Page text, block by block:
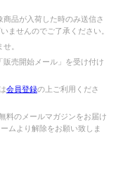
品が入荷した時のみ送信さ
ませんのでご了承ください。
。
売開始メール」を受け付け
会員登録の上ご利用くださ
料のメールマガジンをお届け
ムより解除をお願い致しま